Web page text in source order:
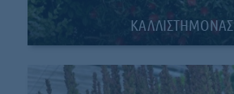
ΚΑΛΛΙΣΤΗΜΟΝΑΣ